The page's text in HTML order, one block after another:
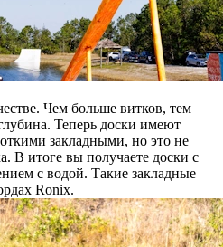
Чем больше витков, тем
Теперь доски имеют
закладными, но это не
В итоге вы получаете доски с
с водой. Такие закладные
Ronix.